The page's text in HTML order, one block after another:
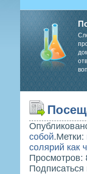
собой.Метки:
солярий как
Просмотров:
Подписаться